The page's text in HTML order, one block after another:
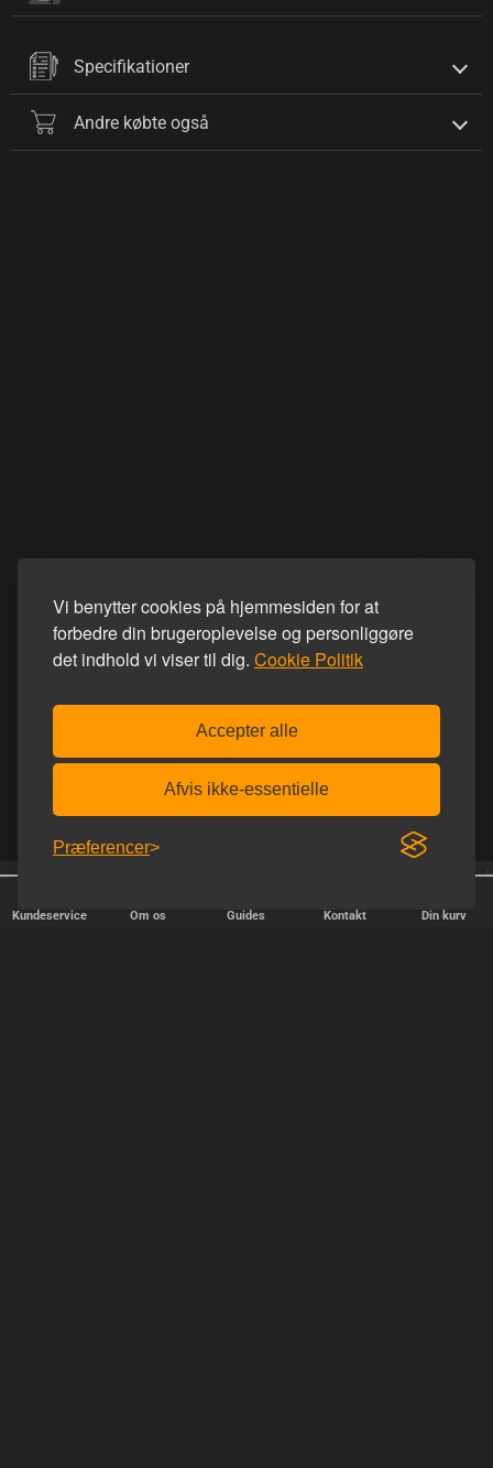
Vi benytter cookies på hjemmesiden for at
forbedre din brugeroplevelse og personliggøre
det indhold vi viser til dig. Cookie Politik
Accepter alle
Afvis ikke-essentielle
Præferencer
Specifikationer
Andre købte også
Kundeservice Om os Guides Kontakt Din kurv